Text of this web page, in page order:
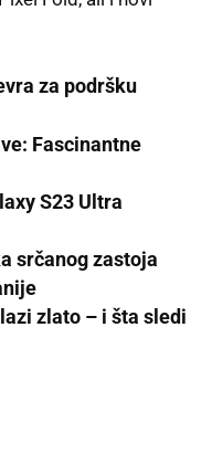
za podršku
Fascinantne
S23 Ultra
srčanog zastoja
zlato – i šta sledi